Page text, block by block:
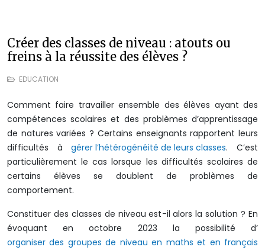
Créer des classes de niveau : atouts ou
freins à la réussite des élèves ?
EDUCATION
Comment faire travailler ensemble des élèves ayant des
compétences scolaires et des problèmes d’apprentissage
de natures variées ? Certains enseignants rapportent leurs
difficultés àgérer l’hétérogénéité de leurs classes. C’est
particulièrement le cas lorsque les difficultés scolaires de
certains élèves se doublent de problèmes de
comportement.
Constituer des classes de niveau est-il alors la solution ? En
évoquant en octobre 2023 la possibilité d’
organiser des groupes de niveau en maths et en français